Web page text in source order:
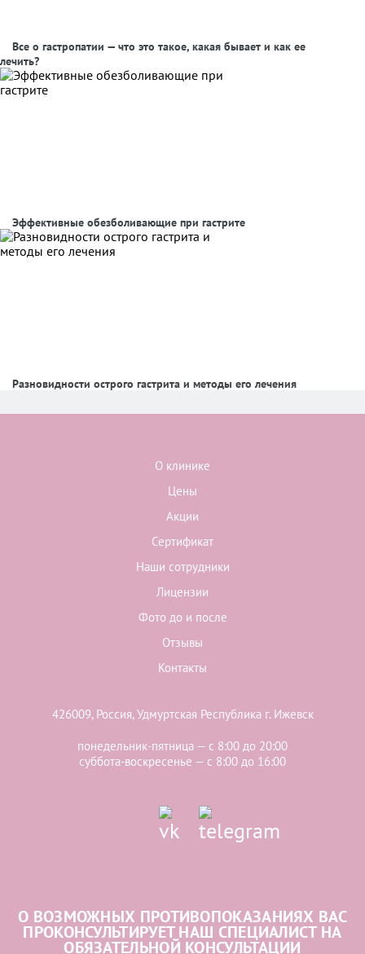
Все о гастропатии — что это такое, какая бывает и как ее
лечить?
Эффективные обезболивающие при гастрите
Разновидности острого гастрита и методы его лечения
О клинике
Цены
Акции
Сертификат
Наши сотрудники
Лицензии
Фото до и после
Отзывы
Контакты
426009, Россия, Удмуртская Республика г. Ижевск
понедельник-пятница — с 8:00 до 20:00
суббота-воскресенье — с 8:00 до 16:00
О ВОЗМОЖНЫХ ПРОТИВОПОКАЗАНИЯХ ВАС
ПРОКОНСУЛЬТИРУЕТ НАШ СПЕЦИАЛИСТ НА
ОБЯЗАТЕЛЬНОЙ КОНСУЛЬТАЦИИ